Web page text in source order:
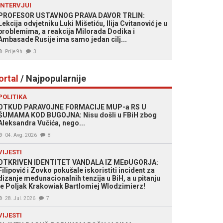
USTAVNOG PRAVA DAVOR TRLIN:
odvjetniku Luki Mišetiću, Ilija Cvitanović je u
a reakcija Milorada Dodika i
Rusije ima samo jedan cilj...
Prije 9h 3
/ Najpopularnije
PARAVOJNE FORMACIJE MUP-a RS U
KOD BUGOJNA: Nisu došli u FBiH zbog
Vučića, nego...
04. Avg. 2026 8
IDENTITET VANDALA IZ MEĐUGORJA:
i Zovko pokušale iskoristiti incident za
međunacionalnih tenzija u BiH, a u pitanju
Poljak Krakowiak Bartlomiej Wlodzimierz!
28. Jul. 2026 7